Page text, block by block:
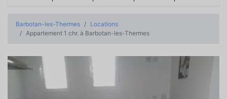
Barbotan-les-Thermes
Locations
Appartement 1 chr. à Barbotan-les-Thermes